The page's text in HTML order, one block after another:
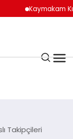
Kaymakam
Takipçileri